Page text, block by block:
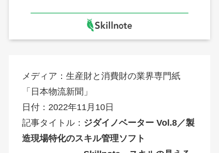
メディア：生産財と消費財の業界専門紙
「日本物流新聞」
日付：2022年11月10日
記事タイトル： ジダイノベーター Vol.8／製
造現場特化のスキル管理ソフト